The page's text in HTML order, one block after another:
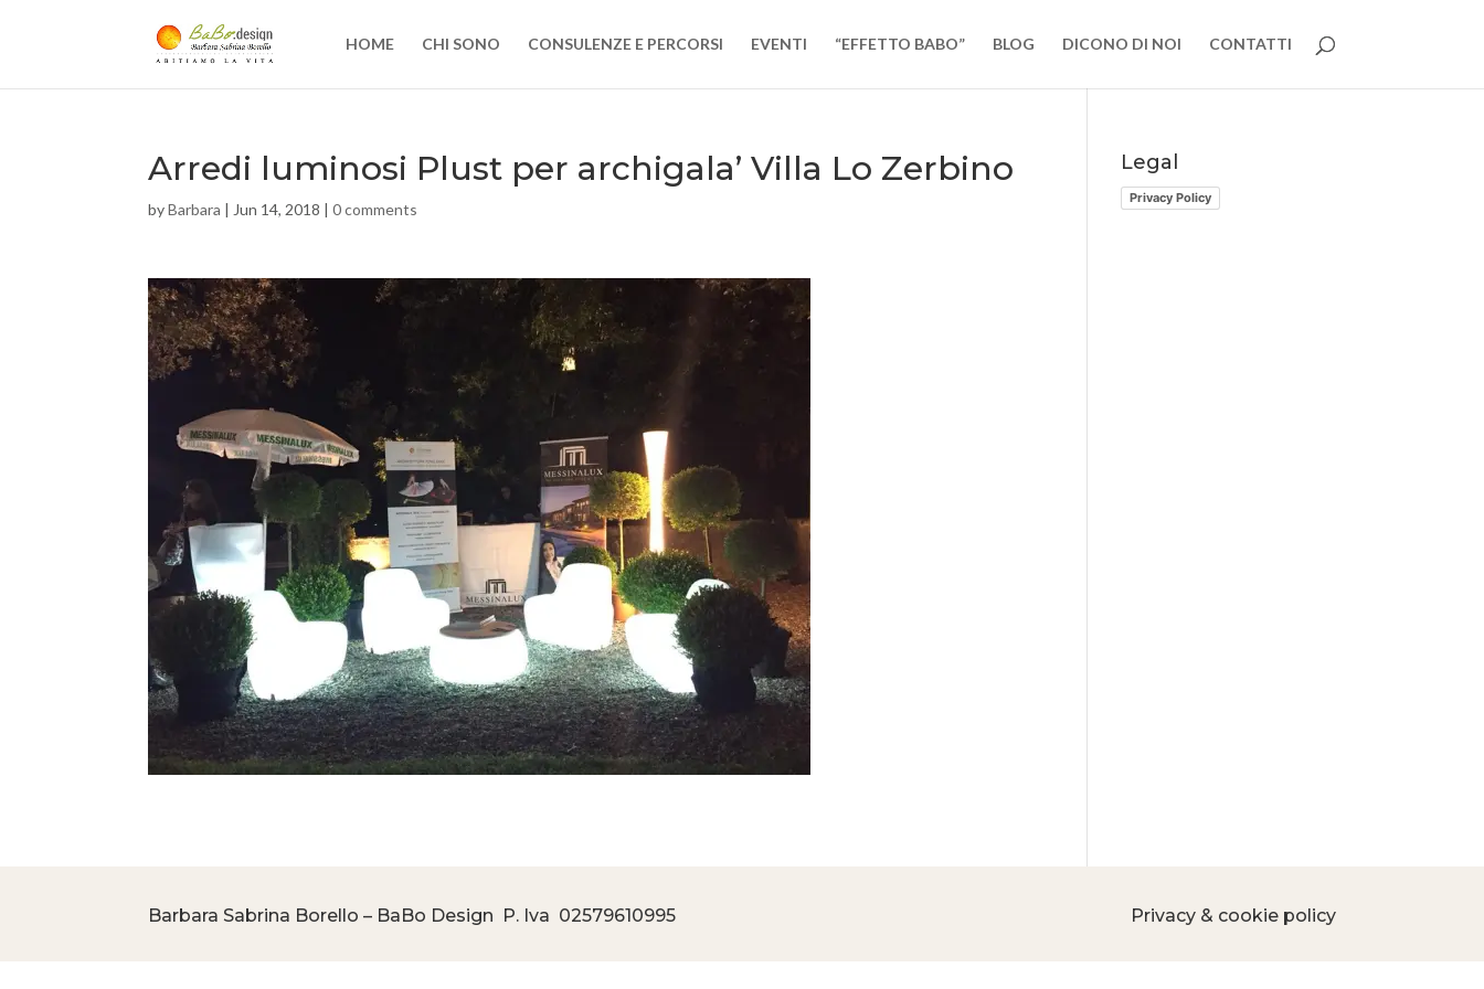
HOME CHI SONO CONSULENZE E PERCORSI EVENTI “EFFETTO BABO” BLOG DICONO DI NOI CONTATTI
Arredi luminosi Plust per archigala’ Villa Lo Zerbino
byBarbara | Jun 14, 2018 |0 comments
Legal
Privacy Policy
Barbara Sabrina Borello – BaBo Design P. Iva 02579610995 Privacy & cookie policy